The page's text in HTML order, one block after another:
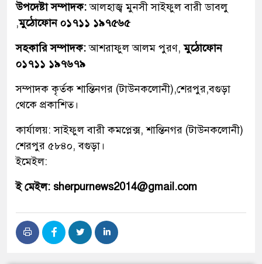
উপদেষ্টা সম্পাদক:আলহাজ্ব মুনসী সাইফুল বারী ডাবলু
,মুঠোফোন ০১৭১১ ১৯৭৫৬৫
সহকারি সম্পাদক:আশরাফুল আলম পুরণ,মুঠোফোন
০১৭১১ ১৯৭৬৭৯
সম্পাদক কৃর্তক শান্তিনগর (টাউনকলোনী),শেরপুর,বগুড়া
থেকে প্রকাশিত।
কার্যালয়: সাইফুল বারী কমপ্লেক্স, শান্তিনগর (টাউনকলোনী)
শেরপুর ৫৮৪০, বগুড়া।
ইমেইল:
ই মেইল: sherpurnews2014@gmail.com